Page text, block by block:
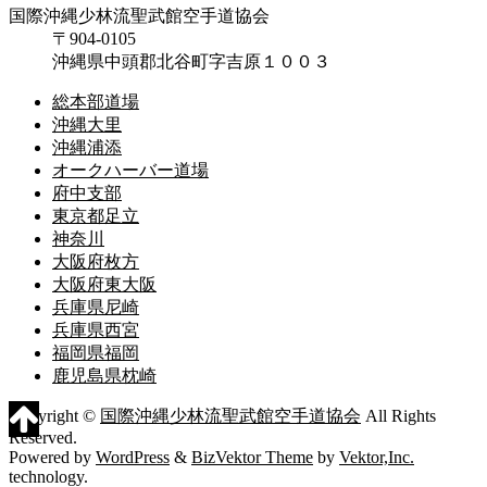
国際沖縄少林流聖武館空手道協会
〒904-0105
沖縄県中頭郡北谷町字吉原１００３
総本部道場
沖縄大里
沖縄浦添
オークハーバー道場
府中支部
東京都足立
神奈川
大阪府枚方
大阪府東大阪
兵庫県尼崎
兵庫県西宮
福岡県福岡
鹿児島県枕崎
Copyright © 国際沖縄少林流聖武館空手道協会 All Rights
Reserved.
Powered by WordPress & BizVektor Theme by Vektor,Inc.
technology.